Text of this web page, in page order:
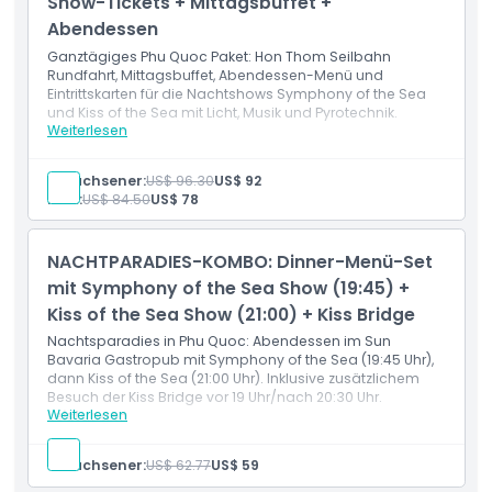
Getränkegutschein (Bier/Wassermelonensaft an
ausgewählten Verkaufsstellen; Brücke vor 19:00 Uhr &
nach 20:30 Uhr)
Abendessen
Ganztägiges Phu Quoc Paket: Hon Thom Seilbahn
Rundfahrt, Mittagsbuffet, Abendessen-Menü und
Eintrittskarten für die Nachtshows Symphony of the Sea
und Kiss of the Sea mit Licht, Musik und Pyrotechnik.
Weiterlesen
Leistungen
Eintritt zu: Aquatopia Wasserpark und Exotica Park
Eintritt zu: Kiss Bridge (Zugang zwischen 07:00-18:30/
21:00-21:30)
1 Eintrittskarte für die Show Symphony of the Sea
2-stündigesMittagsbuffetim Mango Restaurant
Erwachsener:US$ 96.30US$ 92
Kind:US$ 84.50US$ 78
NACHTPARADIES-KOMBO: Dinner-Menü-Set
mit Symphony of the Sea Show (19:45) +
Kiss of the Sea Show (21:00) + Kiss Bridge
Nachtsparadies in Phu Quoc: Abendessen im Sun
Bavaria Gastropub mit Symphony of the Sea (19:45 Uhr),
dann Kiss of the Sea (21:00 Uhr). Inklusive zusätzlichem
Besuch der Kiss Bridge vor 19 Uhr/nach 20:30 Uhr.
Weiterlesen
Leistungen
Abendessen-Menü im Sun Bavaria Gastropub
(Öffnungszeiten: 17:00–22:00 Uhr)
Eintrittskarte für die Show Symphony of the Sea
Erwachsener:US$ 62.77US$ 59